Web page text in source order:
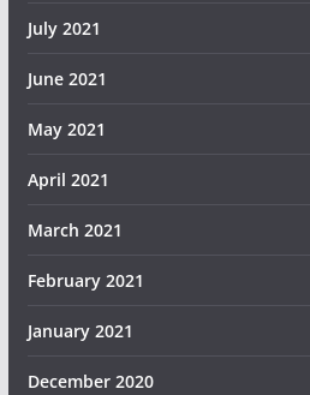
July 2021
June 2021
May 2021
April 2021
March 2021
February 2021
January 2021
December 2020